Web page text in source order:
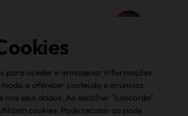
para aceder e armazenar informações
a oferecer conteúdo e anúncios
nos seus dados. Ao escolher "concordo"
cookies. Pode recusar ou pode